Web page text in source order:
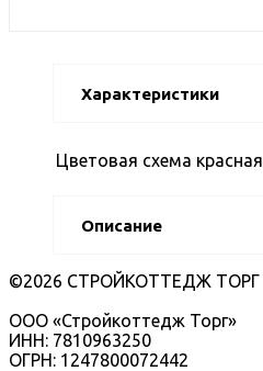
Характеристики
Цветовая схема красная
Описание
©2026 СТРОЙКОТТЕДЖ ТОРГ
ООО «Стройкоттедж Торг»
ИНН: 7810963250
ОГРН: 1247800072442